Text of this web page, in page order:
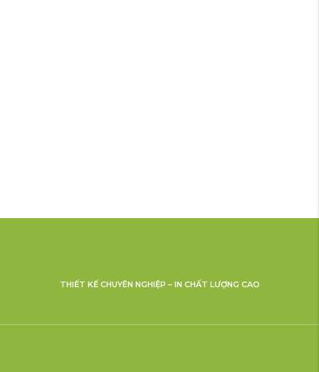
THIẾT KẾ CHUYÊN NGHIỆP – IN CHẤT LƯỢNG CAO